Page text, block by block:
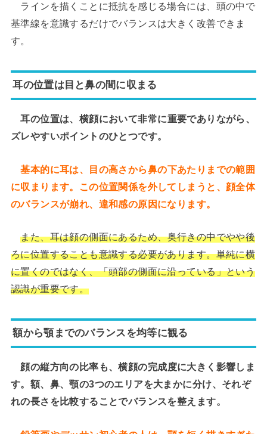
ラインを描くことに抵抗を感じる場合には、頭の中で
基準線を意識するだけでバランスは大きく改善できま
す。
耳の位置は目と鼻の間に収まる
耳の位置は、横顔において非常に重要でありながら、
ズレやすいポイントのひとつです。
基本的に耳は、目の高さから鼻の下あたりまでの範囲
に収まります。この位置関係を外してしまうと、顔全体
のバランスが崩れ、違和感の原因になります。
また、耳は顔の側面にあるため、奥行きの中でやや後
ろに位置することも意識する必要があります。単純に横
に置くのではなく、「頭部の側面に沿っている」という
認識が重要です。
額から顎までのバランスを均等に観る
顔の縦方向の比率も、横顔の完成度に大きく影響しま
す。額、鼻、顎の3つのエリアを大まかに分け、それぞ
れの長さを比較することでバランスを整えます。